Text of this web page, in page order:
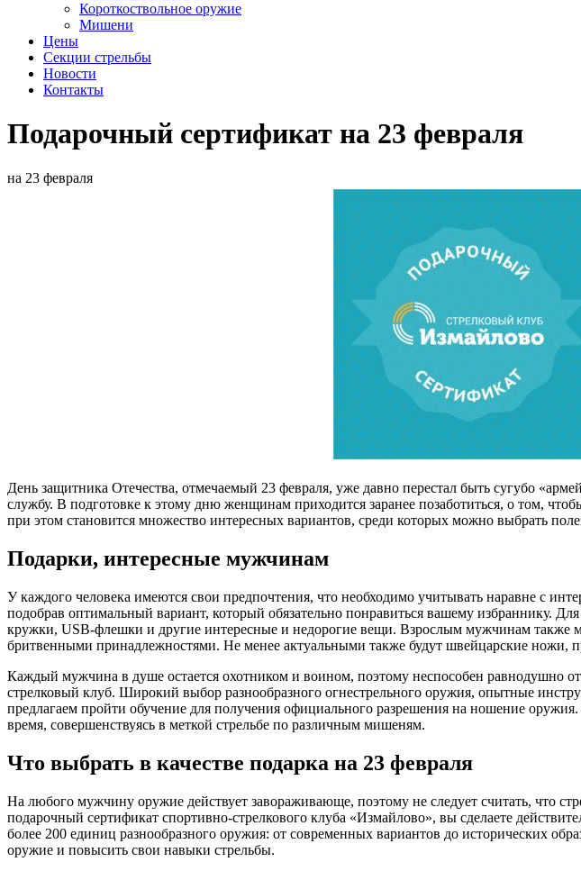
Короткоствольное оружие
Мишени
Цены
Секции стрельбы
Новости
Контакты
Подарочный сертификат на 23 февраля
на 23 февраля
День защитника Отечества, отмечаемый 23 февраля, уже давно перестал быть сугубо
службу. В подготовке к этому дню женщинам приходится заранее позаботиться, о том,
при этом становится множество интересных вариантов, среди которых можно выбрать
Подарки, интересные мужчинам
У каждого человека имеются свои предпочтения, что необходимо учитывать наравне с
подобрав оптимальный вариант, который обязательно понравиться вашему избраннику.
кружки, USB-флешки и другие интересные и недорогие вещи. Взрослым мужчинам также
бритвенными принадлежностями. Не менее актуальными также будут швейцарские ножи,
Каждый мужчина в душе остается охотником и воином, поэтому неспособен равнодушно
стрелковый клуб. Широкий выбор разнообразного огнестрельного оружия, опытные
предлагаем пройти обучение для получения официального разрешения на ношение
время, совершенствуясь в меткой стрельбе по различным мишеням.
Что выбрать в качестве подарка на 23 февраля
На любого мужчину оружие действует завораживающе, поэтому не следует считать, что
подарочный сертификат спортивно-стрелкового клуба «Измайлово», вы сделаете
более 200 единиц разнообразного оружия: от современных вариантов до исторических
оружие и повысить свои навыки стрельбы.